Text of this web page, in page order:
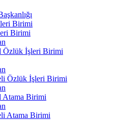
Birimi
Birimi
Özlük İşleri Birimi
Özlük İşleri Birimi
Atama Birimi
Atama Birimi